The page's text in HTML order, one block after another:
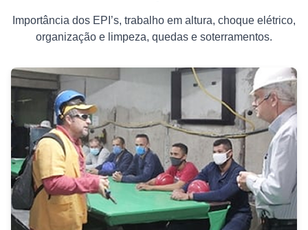
Importância dos EPI’s, trabalho em altura, choque elétrico,
organização e limpeza, quedas e soterramentos.